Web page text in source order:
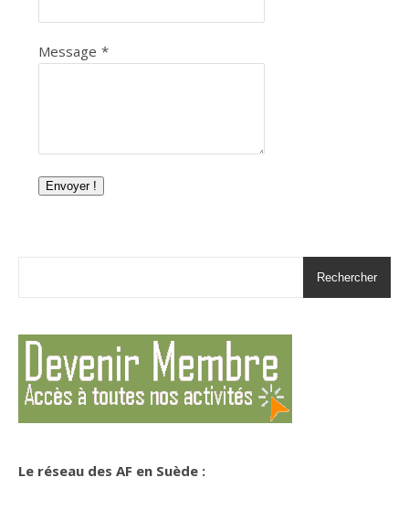
Message *
Envoyer !
Rechercher
Le réseau des AF en Suède :